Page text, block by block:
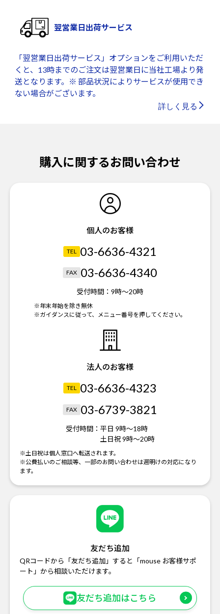
翌営業日出荷サービス
「翌営業日出荷サービス」オプションをご利用いただ
くと、13時までのご注文は翌営業日に当社工場より発
送となります。※ 部品状況によりサービスが使用でき
ない場合がございます。
詳しく見る
購入に関するお問い合わせ
個人のお客様
TEL 03-6636-4321
FAX 03-6636-4340
受付時間： 9時～20時
※年末年始を除き無休
※ガイダンスに従って、メニュー番号を押してください。
法人のお客様
TEL 03-6636-4323
FAX 03-6739-3821
受付時間： 平日 9時～18時
土日祝 9時～20時
※土日祝は個人窓口へ転送されます。
※公費払いのご相談等、一部のお問い合わせは週明けの対応になり
ます。
友だち追加
QRコードから「友だち追加」すると「mouse お客様サポ
ート」から相談いただけます。
友だち追加はこちら